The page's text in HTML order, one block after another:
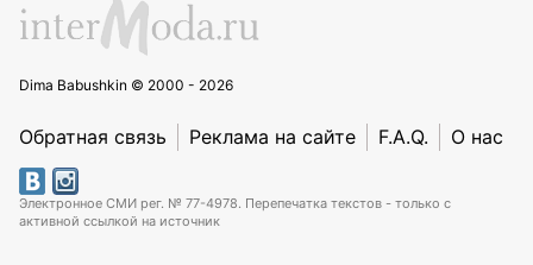
Dima Babushkin © 2000 - 2026
Обратная связь Реклама на сайте F.A.Q. О нас
Электронное СМИ рег. № 77-4978. Перепечатка текстов - только с
активной ссылкой на источник